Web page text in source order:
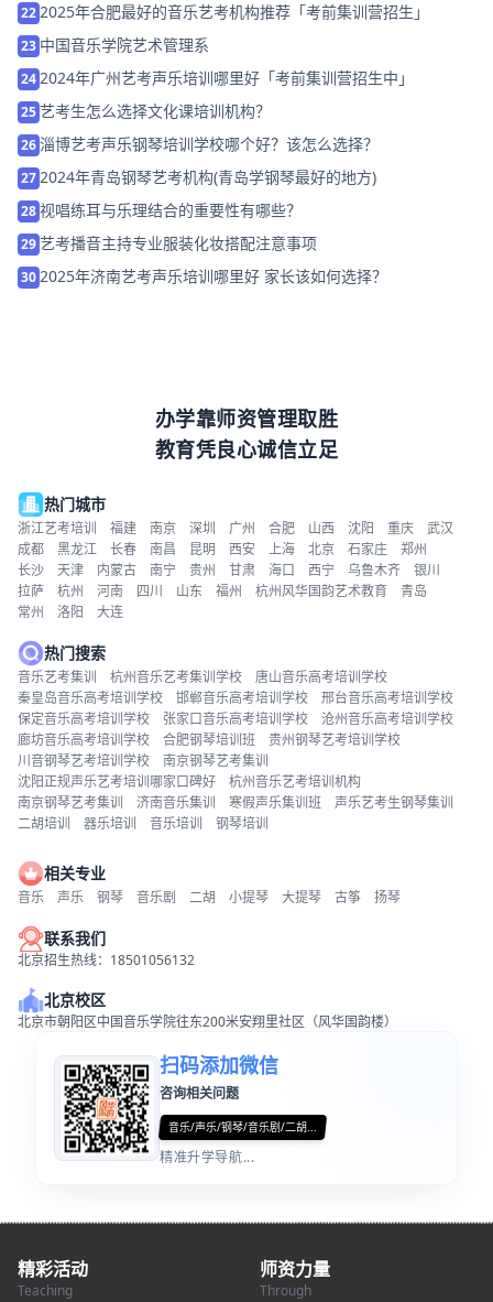
222025年合肥最好的音乐艺考机构推荐「考前集训营招生」
23 中国音乐学院艺术管理系
242024年广州艺考声乐培训哪里好「考前集训营招生中」
25艺考生怎么选择文化课培训机构？
26淄博艺考声乐钢琴培训学校哪个好？该怎么选择？
272024年青岛钢琴艺考机构(青岛学钢琴最好的地方)
28视唱练耳与乐理结合的重要性有哪些？
29艺考播音主持专业服装化妆搭配注意事项
302025年济南艺考声乐培训哪里好 家长该如何选择？
办学靠师资管理取胜
教育凭良心诚信立足
热门城市
浙江艺考培训 福建 南京 深圳 广州 合肥 山西 沈阳 重庆
武汉
成都
黑龙江 长春 南昌 昆明 西安 上海 北京 石家庄
郑州
长沙
天津 内蒙古 南宁 贵州 甘肃 海口 西宁 乌鲁木齐
银川
拉萨
杭州 河南 四川 山东 福州 杭州风华国韵艺术教育
青岛
常州
洛阳 大连
热门搜索
音乐艺考集训 杭州音乐艺考集训学校
唐山音乐高考培训学校
秦皇岛音乐高考培训学校
邯郸音乐高考培训学校
邢台音乐高考培训学校
保定音乐高考培训学校
张家口音乐高考培训学校
沧州音乐高考培训学校
廊坊音乐高考培训学校
合肥钢琴培训班
贵州钢琴艺考培训学校
川音钢琴艺考培训学校
南京钢琴艺考集训
沈阳正规声乐艺考培训哪家口碑好
杭州音乐艺考培训机构
南京钢琴艺考集训
济南音乐集训 寒假声乐集训班
声乐艺考生钢琴集训
二胡培训
器乐培训 音乐培训 钢琴培训
相关专业
音乐 声乐 钢琴 音乐剧 二胡 小提琴 大提琴 古筝 扬琴
联系我们
北京招生热线：18501056132
北京校区
北京市朝阳区中国音乐学院往东200米安翔里社区（风华国韵楼）
扫码添加微信
咨询相关问题
音乐/声乐/钢琴/音乐剧/二胡...
精准升学导航...
精彩活动
Teaching
师资力量
Through